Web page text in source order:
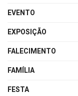
EVENTO
EXPOSIÇÃO
FALECIMENTO
FAMÍLIA
FESTA